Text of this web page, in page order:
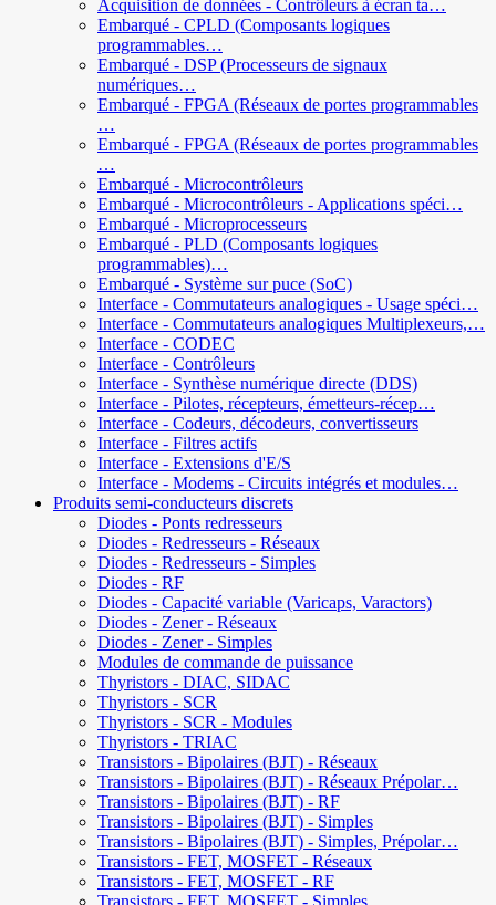
Acquisition de données - Contrôleurs à écran ta…
Embarqué - CPLD (Composants logiques
programmables…
Embarqué - DSP (Processeurs de signaux
numériques…
Embarqué - FPGA (Réseaux de portes programmables
…
Embarqué - FPGA (Réseaux de portes programmables
…
Embarqué - Microcontrôleurs
Embarqué - Microcontrôleurs - Applications spéci…
Embarqué - Microprocesseurs
Embarqué - PLD (Composants logiques
programmables)…
Embarqué - Système sur puce (SoC)
Interface - Commutateurs analogiques - Usage spéci…
Interface - Commutateurs analogiques Multiplexeurs,…
Interface - CODEC
Interface - Contrôleurs
Interface - Synthèse numérique directe (DDS)
Interface - Pilotes, récepteurs, émetteurs-récep…
Interface - Codeurs, décodeurs, convertisseurs
Interface - Filtres actifs
Interface - Extensions d'E/S
Interface - Modems - Circuits intégrés et modules…
Produits semi-conducteurs discrets
Diodes - Ponts redresseurs
Diodes - Redresseurs - Réseaux
Diodes - Redresseurs - Simples
Diodes - RF
Diodes - Capacité variable (Varicaps, Varactors)
Diodes - Zener - Réseaux
Diodes - Zener - Simples
Modules de commande de puissance
Thyristors - DIAC, SIDAC
Thyristors - SCR
Thyristors - SCR - Modules
Thyristors - TRIAC
Transistors - Bipolaires (BJT) - Réseaux
Transistors - Bipolaires (BJT) - Réseaux Prépolar…
Transistors - Bipolaires (BJT) - RF
Transistors - Bipolaires (BJT) - Simples
Transistors - Bipolaires (BJT) - Simples, Prépolar…
Transistors - FET, MOSFET - Réseaux
Transistors - FET, MOSFET - RF
Transistors - FET, MOSFET - Simples